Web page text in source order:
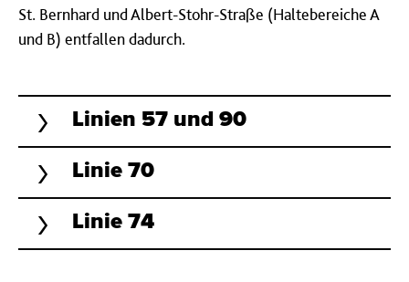
St. Bernhard und Albert-Stohr-Straße (Haltebereiche A
und B) entfallen dadurch.
Linien 57 und 90
Linie 70
Linie 74